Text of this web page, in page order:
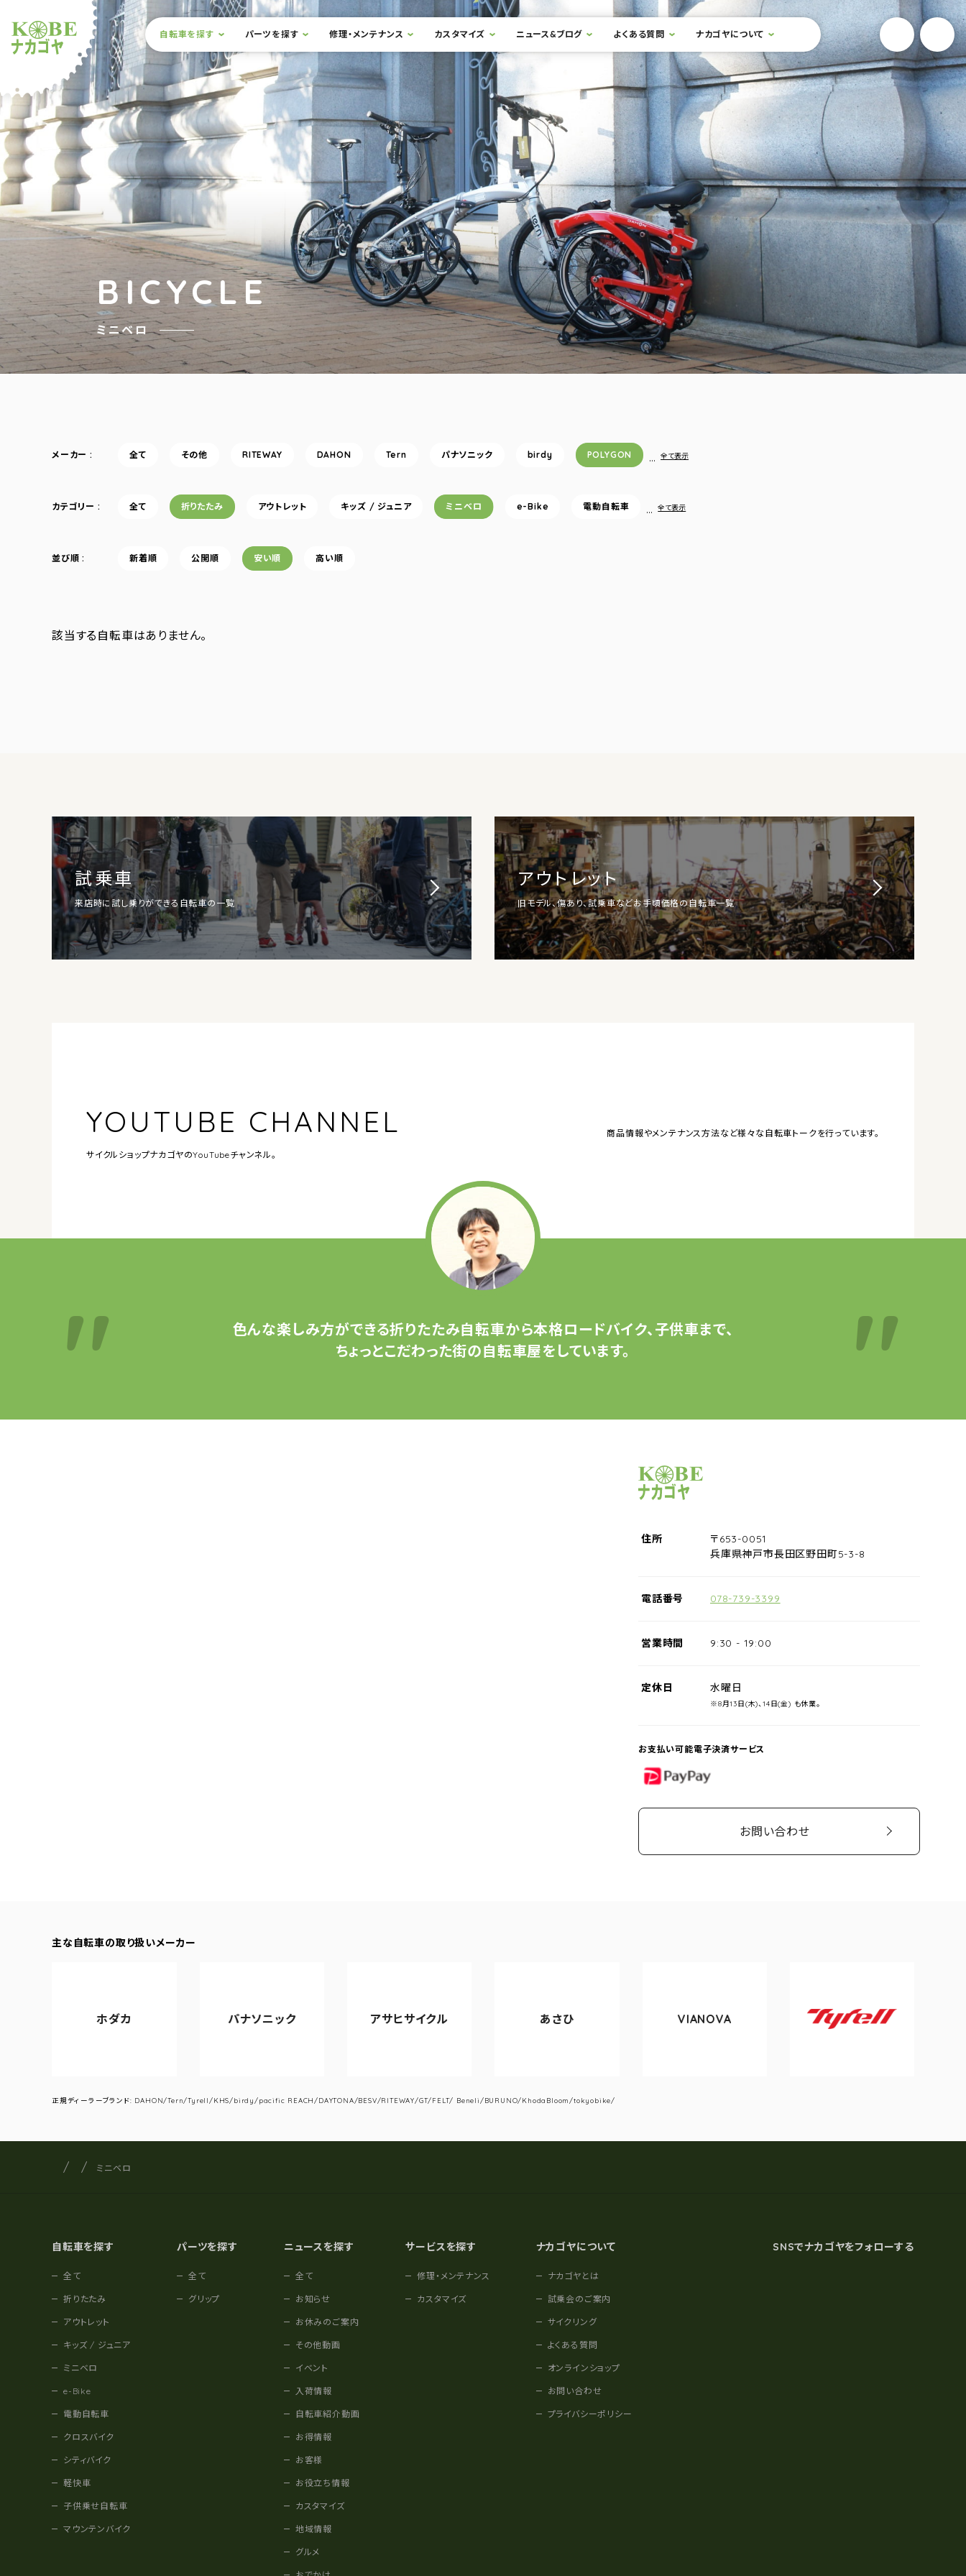
ショップナカゴヤ
サイト内メニュー
本文までスキップ
自転車を探す パーツを探す 修理・メンテナンス カスタマイズ ニュース&ブログ よくある質問 ナカゴヤについて 検索フォームを開閉する YouTube
BICYCLE
ミニベロ
メーカー 全て その他 RITEWAY DAHON Tern パナソニック birdy POLYGON … 全て表示
カテゴリー 全て 折りたたみ アウトレット キッズ / ジュニア ミニベロ e-Bike 電動自転車 … 全て表示
並び順 新着順 公開順 安い順 高い順
該当する自転車はありません。
試乗車
来店時に試し乗りができる自転車の一覧
アウトレット
旧モデル、傷あり、試乗車などお手頃価格の自転車一覧
YOUTUBE CHANNEL
サイクルショップナカゴヤのYouTubeチャンネル。
商品情報やメンテナンス方法など様々な自転車トークを行っています。
色んな楽しみ方ができる折りたたみ自転車から本格ロードバイク、子供車まで、
ちょっとこだわった街の自転車屋をしています。
サイクルショップナカゴヤ
住所
〒653-0051
兵庫県神戸市長田区野田町5-3-8
電話番号 078-739-3399
営業時間 9:30 - 19:00
定休日 水曜日
※8月13日(木)、14日(金) も休業。
お支払い可能電子決済サービス
PayPay
お問い合わせ
主な自転車の取り扱いメーカー
パナソニック アサヒサイクル VIANOVA
Tyrell
正規ディーラーブランド: DAHON/Tern/Tyrell/KHS/birdy/pacific REACH/DAYTONA/BESV/RITEWAY/GT/FELT/ Beneli/BURUNO/KhodaBloom/tokyobike/
サイト内の現在地
サイクルショップナカゴヤ
ミニベロ
自転車を探す
全て
折りたたみ
アウトレット
キッズ / ジュニア
ミニベロ
e-Bike
電動自転車
クロスバイク
シティバイク
軽快車
子供乗せ自転車
マウンテンバイク
パーツを探す
全て
グリップ
ニュースを探す
全て
お知らせ
お休みのご案内
その他動画
イベント
入荷情報
自転車紹介動画
お得情報
お客様
お役立ち情報
カスタマイズ
地域情報
グルメ
サービスを探す
修理・メンテナンス
カスタマイズ
ナカゴヤについて
ナカゴヤとは
試乗会のご案内
サイクリング
よくある質問
オンラインショップ
お問い合わせ
プライバシーポリシー
SNSでナカゴヤをフォローする